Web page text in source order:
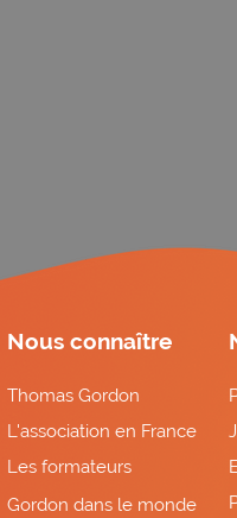
Nous connaître
Thomas Gordon
L'association en France
Les formateurs
Gordon dans le monde